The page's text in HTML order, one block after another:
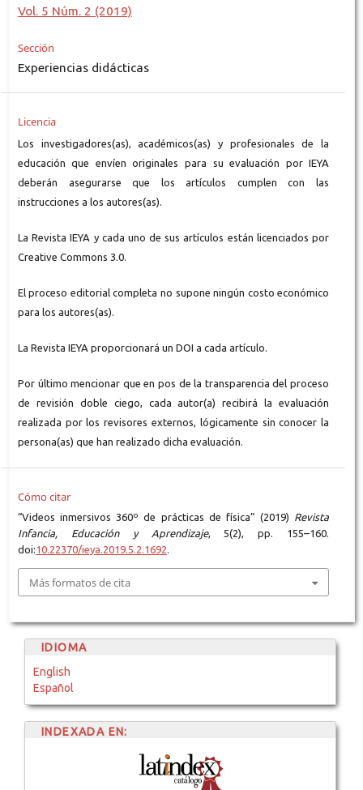
Vol. 5 Núm. 2 (2019)
Sección
Experiencias didácticas
Licencia
Los investigadores(as), académicos(as) y profesionales de la
educación que envíen originales para su evaluación por IEYA
deberán asegurarse que los artículos cumplen con las
instrucciones a los autores(as).
La Revista IEYA y cada uno de sus artículos están licenciados por
Creative Commons 3.0.
El proceso editorial completa no supone ningún costo económico
para los autores(as).
La Revista IEYA proporcionará un DOI a cada artículo.
Por último mencionar que en pos de la transparencia del proceso
de revisión doble ciego, cada autor(a) recibirá la evaluación
realizada por los revisores externos, lógicamente sin conocer la
persona(as) que han realizado dicha evaluación.
Cómo citar
“Videos inmersivos 360º de prácticas de física” (2019) Revista
Infancia, Educación y Aprendizaje, 5(2), pp. 155–160.
doi:10.22370/ieya.2019.5.2.1692.
Más formatos de cita
IDIOMA
English
Español
INDEXADA EN: